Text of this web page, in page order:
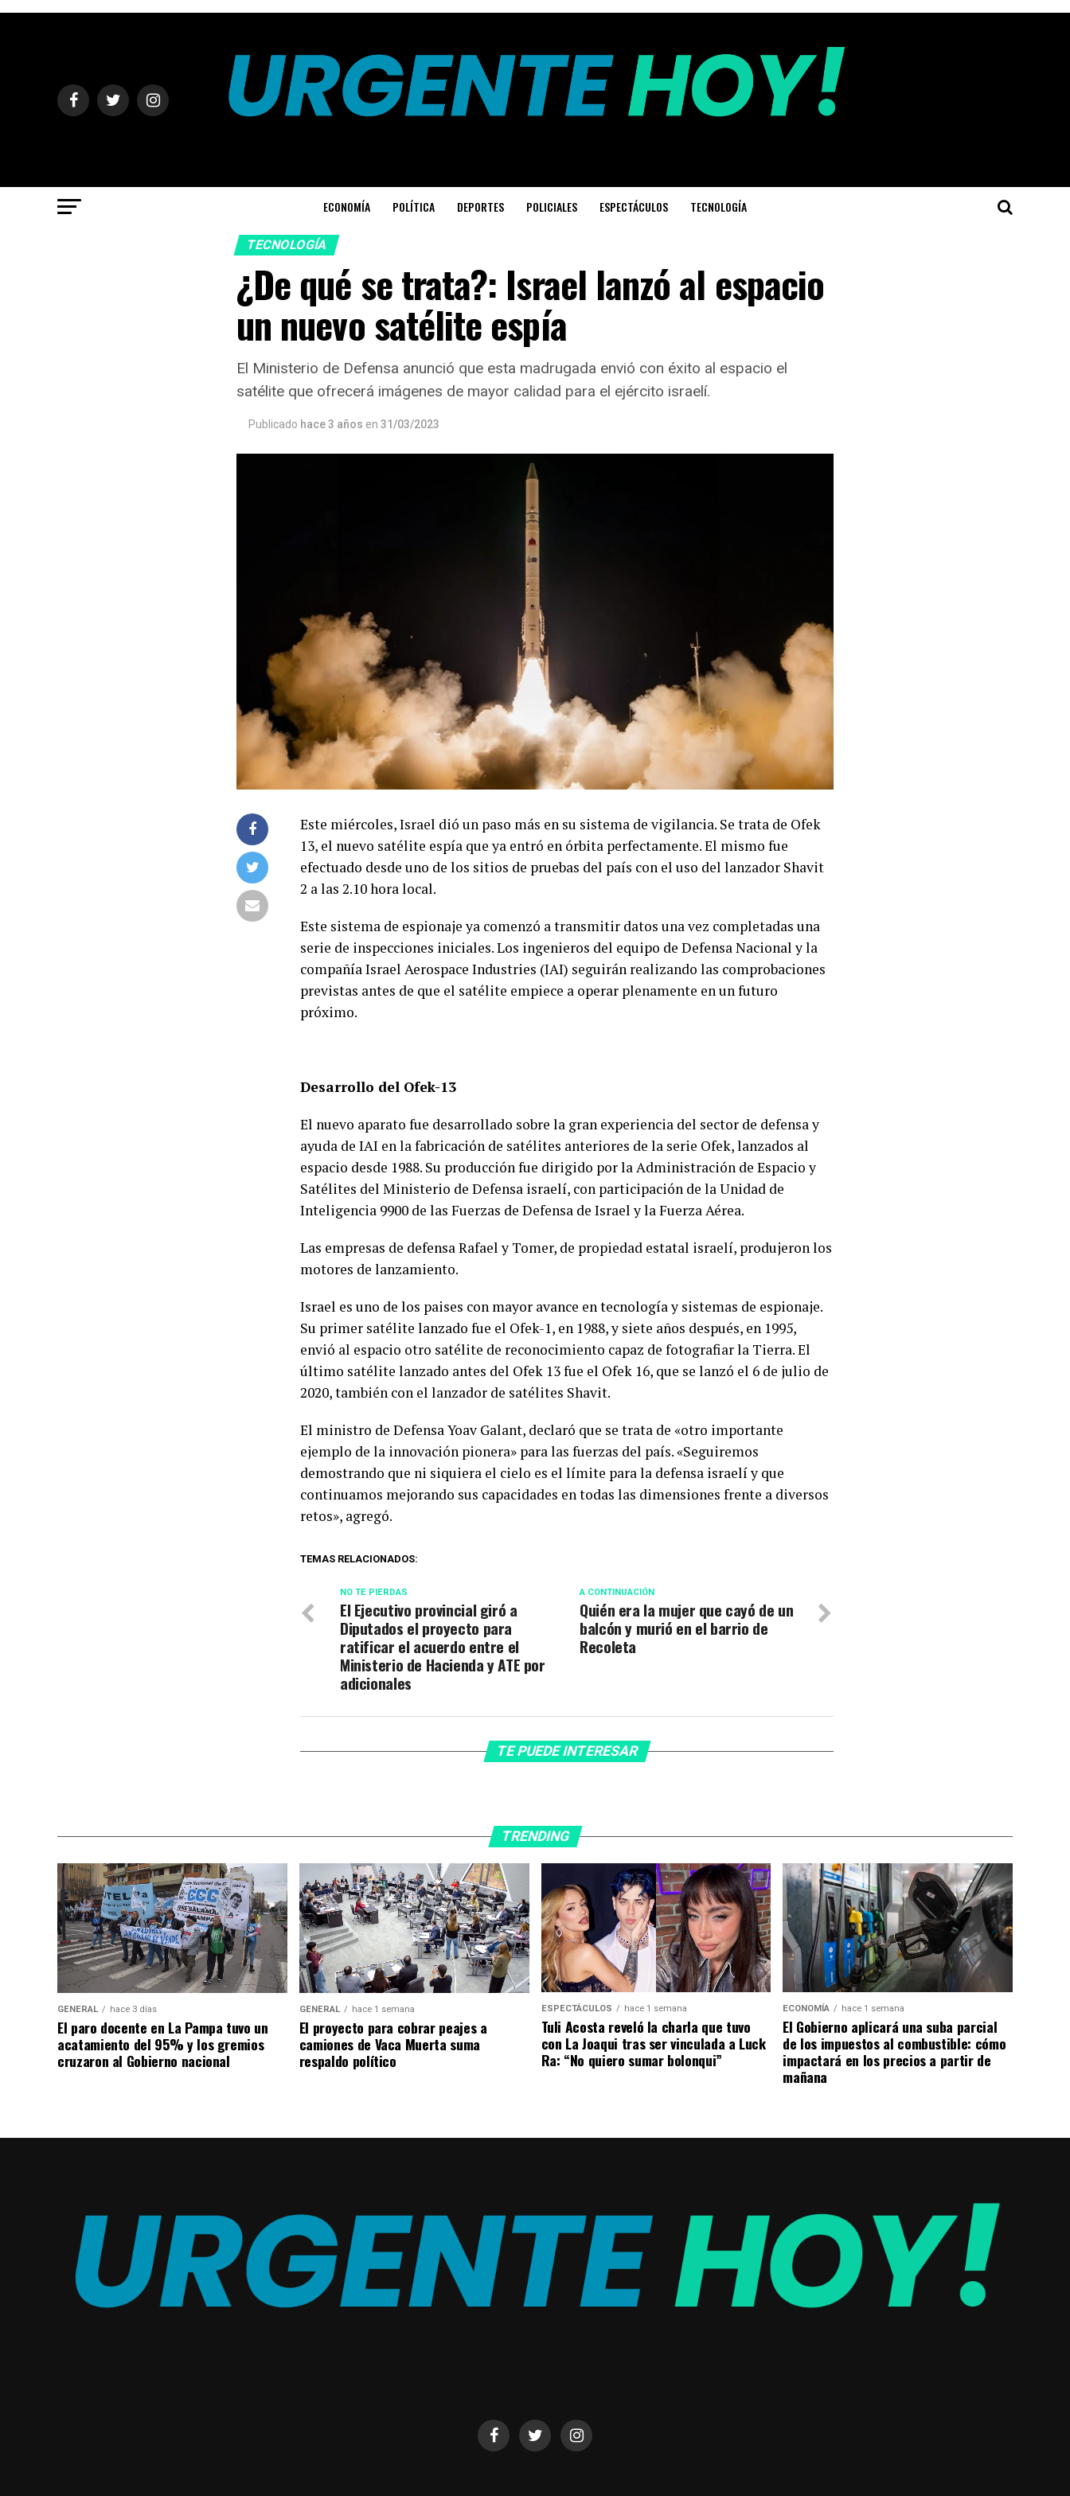
ECONOMÍA POLÍTICA DEPORTES POLICIALES ESPECTÁCULOS TECNOLOGÍA
TECNOLOGÍA
¿De qué se trata?: Israel lanzó al espacio
un nuevo satélite espía
El Ministerio de Defensa anunció que esta madrugada envió con éxito al espacio el
satélite que ofrecerá imágenes de mayor calidad para el ejército israelí.
Publicado hace 3 años en 31/03/2023
Este miércoles, Israel dió un paso más en su sistema de vigilancia. Se trata de Ofek
13, el nuevo satélite espía que ya entró en órbita perfectamente. El mismo fue
efectuado desde uno de los sitios de pruebas del país con el uso del lanzador Shavit
2 a las 2.10 hora local.
Este sistema de espionaje ya comenzó a transmitir datos una vez completadas una
serie de inspecciones iniciales. Los ingenieros del equipo de Defensa Nacional y la
compañía Israel Aerospace Industries (IAI) seguirán realizando las comprobaciones
previstas antes de que el satélite empiece a operar plenamente en un futuro
próximo.
Desarrollo del Ofek-13
El nuevo aparato fue desarrollado sobre la gran experiencia del sector de defensa y
ayuda de IAI en la fabricación de satélites anteriores de la serie Ofek, lanzados al
espacio desde 1988. Su producción fue dirigido por la Administración de Espacio y
Satélites del Ministerio de Defensa israelí, con participación de la Unidad de
Inteligencia 9900 de las Fuerzas de Defensa de Israel y la Fuerza Aérea.
Las empresas de defensa Rafael y Tomer, de propiedad estatal israelí, produjeron los
motores de lanzamiento.
Israel es uno de los paises con mayor avance en tecnología y sistemas de espionaje.
Su primer satélite lanzado fue el Ofek-1, en 1988, y siete años después, en 1995,
envió al espacio otro satélite de reconocimiento capaz de fotografiar la Tierra. El
último satélite lanzado antes del Ofek 13 fue el Ofek 16, que se lanzó el 6 de julio de
2020, también con el lanzador de satélites Shavit.
El ministro de Defensa Yoav Galant, declaró que se trata de «otro importante
ejemplo de la innovación pionera» para las fuerzas del país. «Seguiremos
demostrando que ni siquiera el cielo es el límite para la defensa israelí y que
continuamos mejorando sus capacidades en todas las dimensiones frente a diversos
retos», agregó.
TEMAS RELACIONADOS:
A CONTINUACIÓN
Quién era la mujer que cayó de un
balcón y murió en el barrio de
Recoleta
NO TE PIERDAS
El Ejecutivo provincial giró a
Diputados el proyecto para
ratificar el acuerdo entre el
Ministerio de Hacienda y ATE por
adicionales
TE PUEDE INTERESAR
TRENDING
GENERAL hace 3 días
El paro docente en La Pampa tuvo un
acatamiento del 95% y los gremios
cruzaron al Gobierno nacional
GENERAL hace 1 semana
El proyecto para cobrar peajes a
camiones de Vaca Muerta suma
respaldo político
ESPECTÁCULOS hace 1 semana
Tuli Acosta reveló la charla que tuvo
con La Joaqui tras ser vinculada a Luck
Ra: “No quiero sumar bolonqui”
ECONOMÍA hace 1 semana
El Gobierno aplicará una suba parcial
de los impuestos al combustible: cómo
impactará en los precios a partir de
mañana